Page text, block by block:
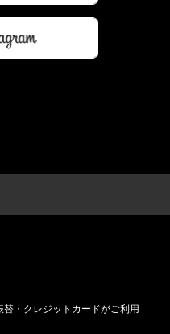
・クレジットカードがご利用